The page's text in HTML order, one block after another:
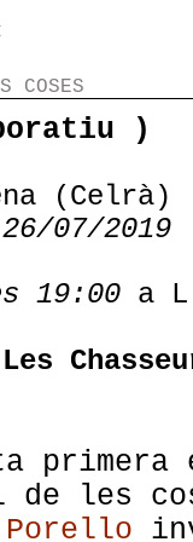
COSES
)
(Celrà)
07/2019
19:00a
de les
Porello